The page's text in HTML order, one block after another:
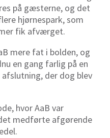
på gæsterne, og det
hjørnespark, som
fik afværget.
mere fat i bolden, og
en gang farlig på en
der dog blev
hvor AaB var
medførte afgørende